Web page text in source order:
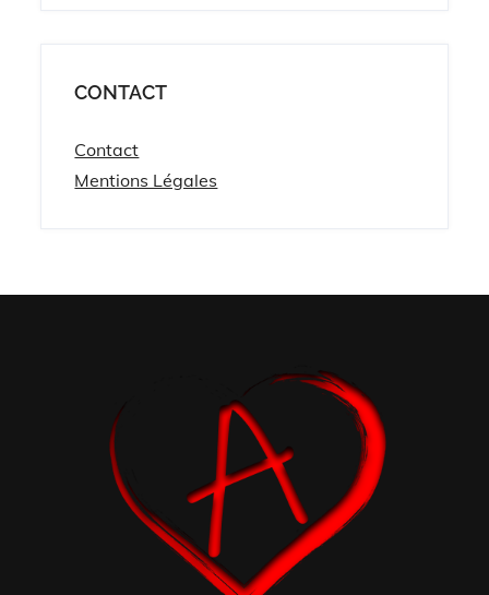
CONTACT
Contact
Mentions Légales